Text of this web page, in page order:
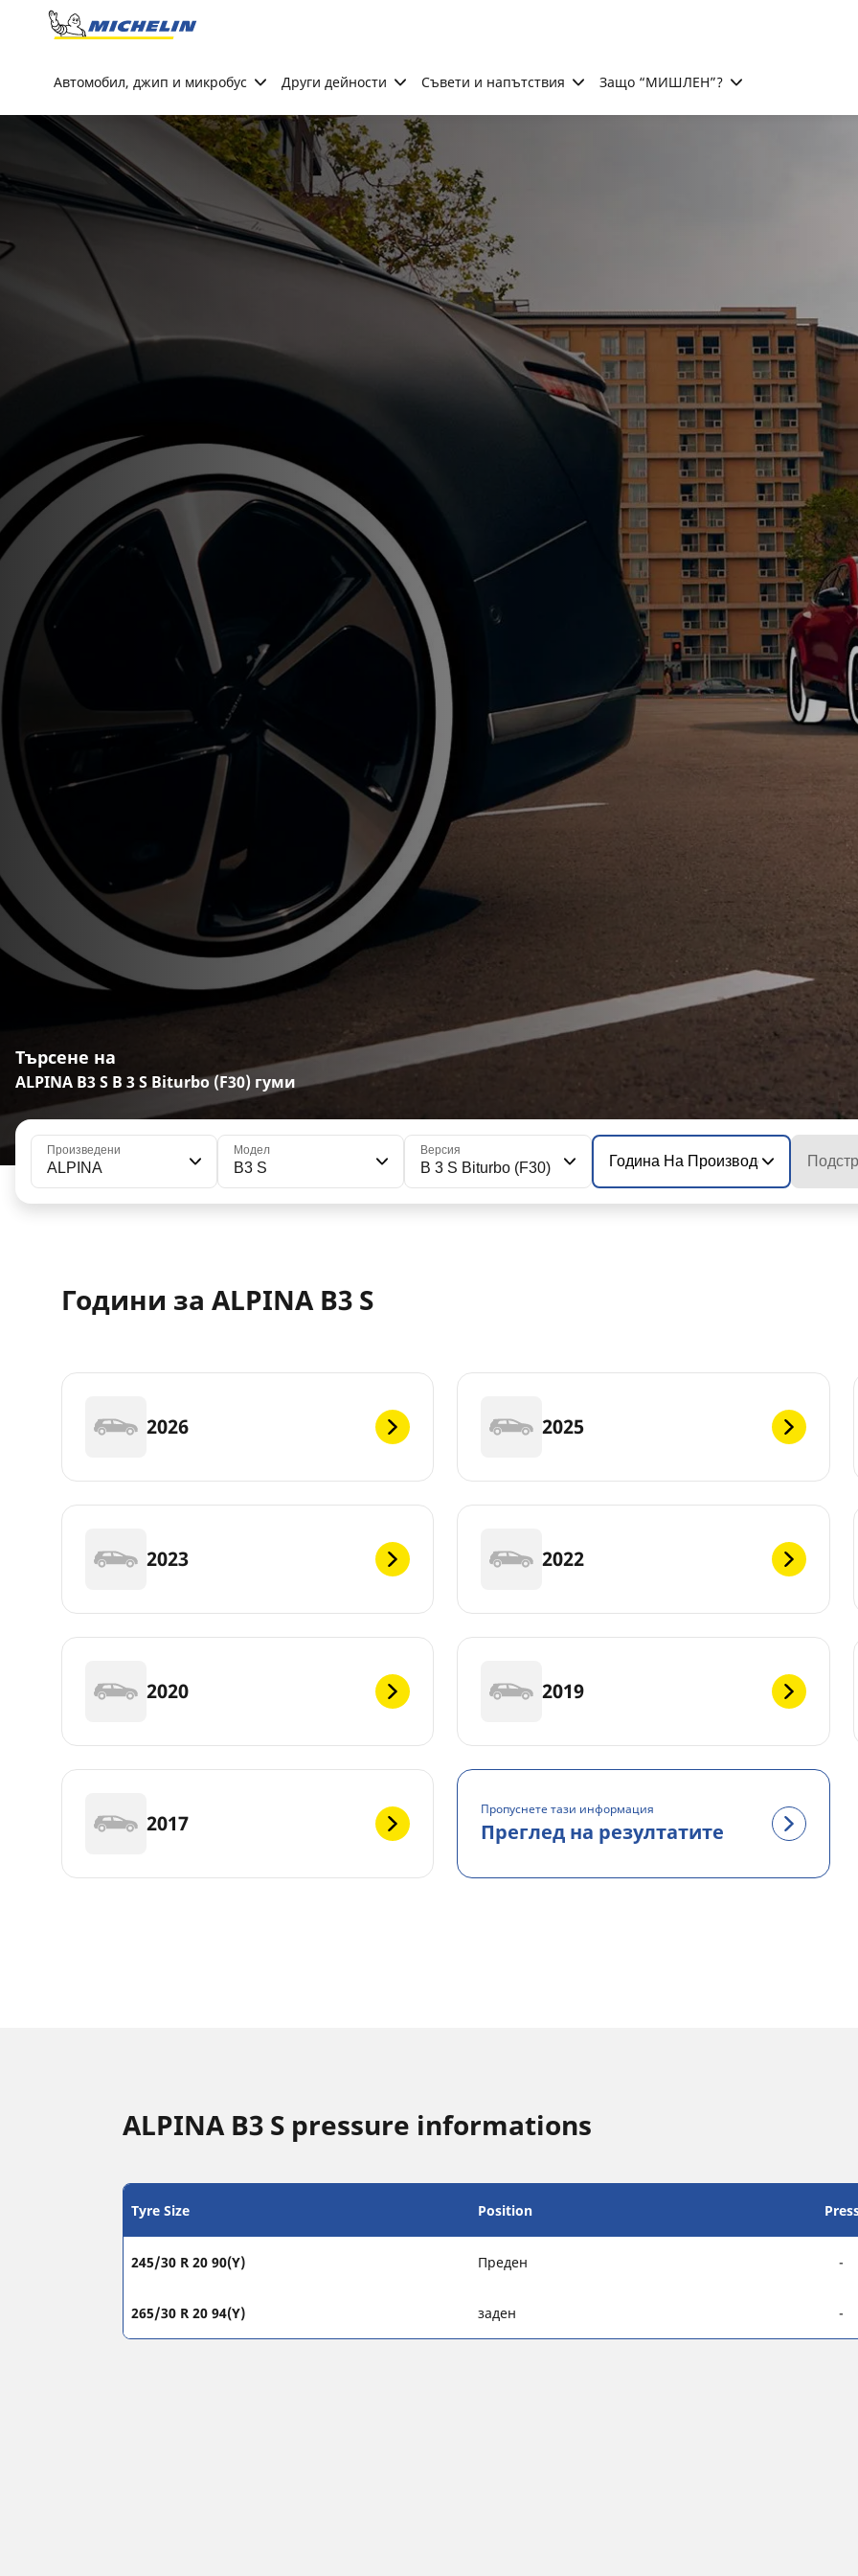
Go to page content
Автомобил, джип и микробус Други дейности Съвети и напътствия Защо “МИШЛЕН”?
Търсене на
ALPINA B3 S B 3 S Biturbo (F30) гуми
Произведени
ALPINA
Модел
B3 S
Версия
B 3 S Biturbo (F30) Година На Производство На
Години за ALPINA B3 S
2026 2025
2023 2022
2020 2019
2017
Пропуснете тази информация
Преглед на резултатите
ALPINA B3 S pressure informations
Tyre Size Position
245/30 R 20 90(Y) Преден -
265/30 R 20 94(Y) заден -